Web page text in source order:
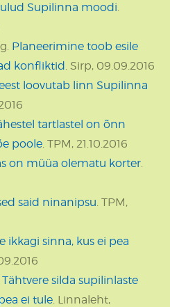
Supilinna moodi.
Planeerimine toob esile
konfliktid. Sirp, 09.09.2016
loovutab linn Supilinna
tartlastel on õnn
poole. TPM, 21.10.2016
on müüa olematu korter.
said ninanipsu. TPM,
ikkagi sinna, kus ei pea
silda supilinlaste
ei tule. Linnaleht,